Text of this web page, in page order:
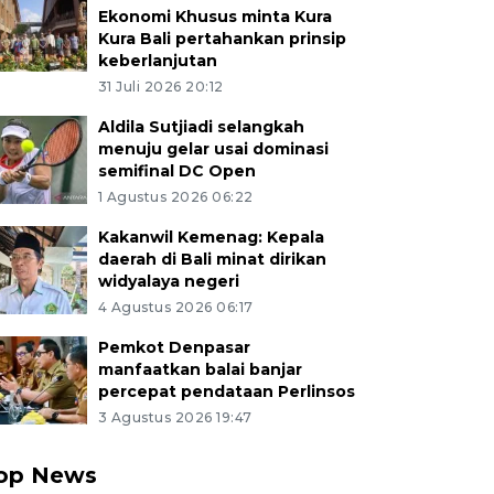
Ekonomi Khusus minta Kura
Kura Bali pertahankan prinsip
keberlanjutan
31 Juli 2026 20:12
Aldila Sutjiadi selangkah
menuju gelar usai dominasi
semifinal DC Open
1 Agustus 2026 06:22
Kakanwil Kemenag: Kepala
daerah di Bali minat dirikan
widyalaya negeri
4 Agustus 2026 06:17
Pemkot Denpasar
manfaatkan balai banjar
percepat pendataan Perlinsos
3 Agustus 2026 19:47
News